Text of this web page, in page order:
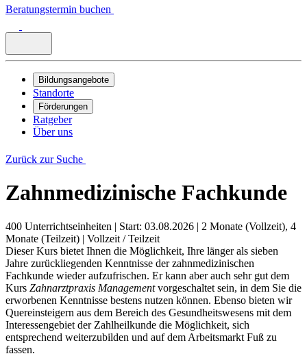
Beratungstermin buchen
Bildungsangebote
Standorte
Förderungen
Ratgeber
Über uns
Zurück zur Suche
Zahnmedizinische Fachkunde
400 Unterrichtseinheiten | Start: 03.08.2026 | 2 Monate (Vollzeit), 4
Monate (Teilzeit) | Vollzeit / Teilzeit
Dieser Kurs bietet Ihnen die Möglichkeit, Ihre länger als sieben
Jahre zurückliegenden Kenntnisse der zahnmedizinischen
Fachkunde wieder aufzufrischen. Er kann aber auch sehr gut dem
Kurs Zahnarztpraxis Managementvorgeschaltet sein, in dem Sie die
erworbenen Kenntnisse bestens nutzen können. Ebenso bieten wir
Quereinsteigern aus dem Bereich des Gesundheitswesens mit dem
Interessengebiet der Zahlheilkunde die Möglichkeit, sich
entsprechend weiterzubilden und auf dem Arbeitsmarkt Fuß zu
fassen.